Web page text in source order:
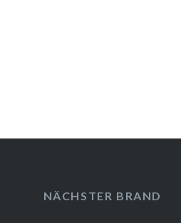
NÄCHSTER BRAND